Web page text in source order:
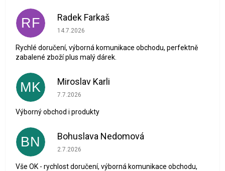
RF Radek Farkaš
Hodnocení obchodu je 5 z 5 hvězdiček.
14.7.2026
Rychlé doručení, výborná komunikace obchodu, perfektně
zabalené zboží plus malý dárek.
MK Miroslav Karli
Hodnocení obchodu je 5 z 5 hvězdiček.
7.7.2026
Výborný obchod i produkty
BN Bohuslava Nedomová
Hodnocení obchodu je 5 z 5 hvězdiček.
2.7.2026
Vše OK - rychlost doručení, výborná komunikace obchodu,